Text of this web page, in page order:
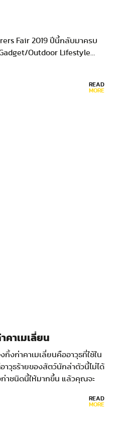
Fair 2019 ปีนี้กลับมาครบ
Outdoor Lifestyle…
READ
MORE
คาเมเลี่ยน
งก่าคาเมเลี่ยนคืออาวุธที่ใช้ใน
าวุธร้ายของสัตว์นักล่าตัวนี้ไม่ได้
าชนิดนี้ให้มากขึ้น แล้วคุณจะ
READ
MORE